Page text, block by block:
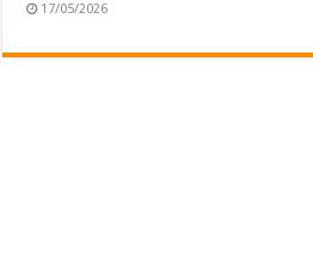
17/05/2026